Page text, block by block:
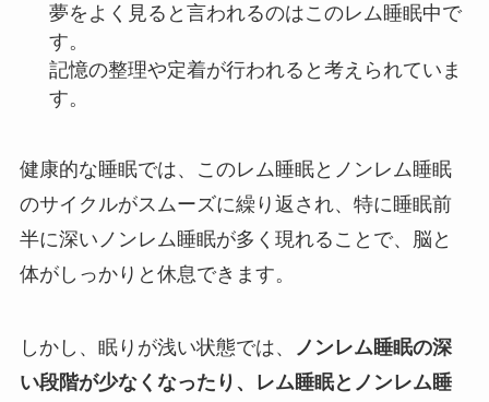
夢をよく見ると言われるのはこのレム睡眠中で
す。
記憶の整理や定着が行われると考えられていま
す。
健康的な睡眠では、このレム睡眠とノンレム睡眠
のサイクルがスムーズに繰り返され、特に睡眠前
半に深いノンレム睡眠が多く現れることで、脳と
体がしっかりと休息できます。
しかし、眠りが浅い状態では、
ノンレム睡眠の深
い段階が少なくなったり、レム睡眠とノンレム睡